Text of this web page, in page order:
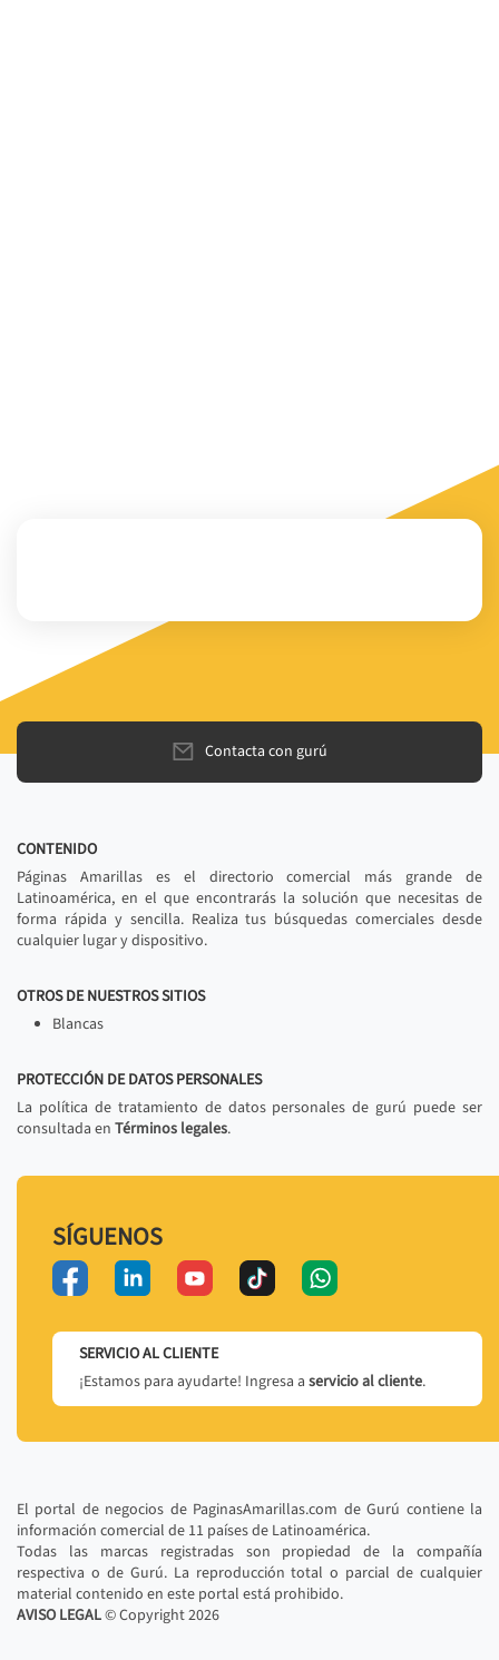
Contacta con gurú
CONTENIDO
Páginas Amarillas es el directorio comercial más grande de
Latinoamérica, en el que encontrarás la solución que necesitas de
forma rápida y sencilla. Realiza tus búsquedas comerciales desde
cualquier lugar y dispositivo.
OTROS DE NUESTROS SITIOS
Blancas
PROTECCIÓN DE DATOS PERSONALES
La política de tratamiento de datos personales de gurú puede ser
consultada en Términos legales.
SÍGUENOS
SERVICIO AL CLIENTE
¡Estamos para ayudarte! Ingresa a servicio al cliente.
El portal de negocios de PaginasAmarillas.com de Gurú contiene la
información comercial de 11 países de Latinoamérica.
Todas las marcas registradas son propiedad de la compañía
respectiva o de Gurú. La reproducción total o parcial de cualquier
material contenido en este portal está prohibido.
AVISO LEGAL© Copyright2026